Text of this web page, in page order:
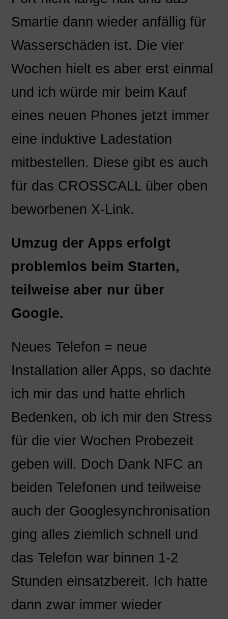
Smartie dann wieder anfällig für
Wasserschäden ist. Die vier
Wochen hielt es aber erst einmal
und ich würde mir beim Kauf
eines neuen Phones jetzt immer
eine induktive Ladestation
mitbestellen. Diese gibt es auch
für das CROSSCALL über oben
beworbenen X-Link.
Umzug der Apps erfolgt
problemlos beim Starten,
teilweise aber nur über
Google.
Neues Telefon = neue
Installation aller Apps, so dachte
ich mir das und hatte ehrlich
Bedenken, ob ich mir den Stress
für die vier Wochen Probezeit
geben will. Doch Dank NFC an
beiden Telefonen und teilweise
auch der Googlesynchronisation
ging alles ziemlich schnell und
das Telefon war binnen 1-2
Stunden einsatzbereit. Ich hatte
dann zwar immer wieder